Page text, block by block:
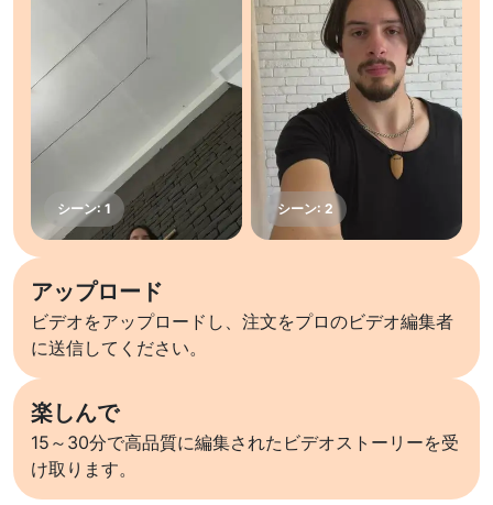
アップロード
ビデオをアップロードし、注文をプロのビデオ編集者
に送信してください。
楽しんで
15～30分で高品質に編集されたビデオストーリーを受
け取ります。